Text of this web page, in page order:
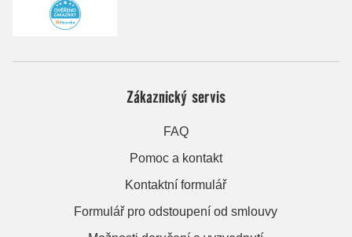
Zákaznický servis
FAQ
Pomoc a kontakt
Kontaktní formulář
Formulář pro odstoupení od smlouvy